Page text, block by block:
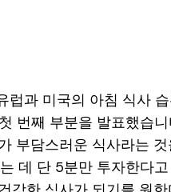
럽과 미국의 아침 식사
번째 부분을 발표했습
부담스러운 식사라는
데 단 5분만 투자한다